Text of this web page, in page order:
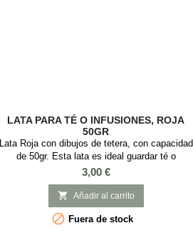
LATA PARA TÉ O INFUSIONES, ROJA
50GR
Lata Roja con dibujos de tetera, con capacidad
de 50gr. Esta lata es ideal guardar té o
infusiones, es cuadrada con tapa a presión y
con Medidas: 6 x 6 x 8 cm.
Precio
3,00 €
 Añadir al carrito
 Fuera de stock